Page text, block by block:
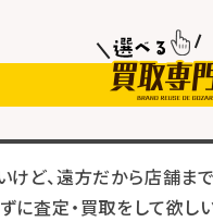
けど、遠方だから店舗ま
に査定・買取をして欲し